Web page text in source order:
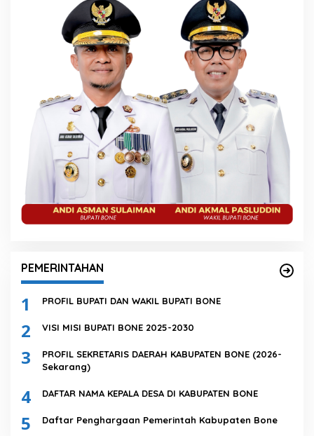
PEMERINTAHAN
1 PROFIL BUPATI DAN WAKIL BUPATI BONE
2 VISI MISI BUPATI BONE 2025-2030
3
PROFIL SEKRETARIS DAERAH KABUPATEN BONE (2026-
Sekarang)
4 DAFTAR NAMA KEPALA DESA DI KABUPATEN BONE
5 Daftar Penghargaan Pemerintah Kabupaten Bone